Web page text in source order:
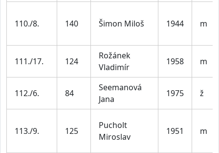
110./8. 140 Šimon Miloš 1944 m
111./17. 124
Rožánek
Vladimír
1958 m
112./6. 84
Seemanová
Jana
1975 ž
113./9. 125
Pucholt
Miroslav
1951 m